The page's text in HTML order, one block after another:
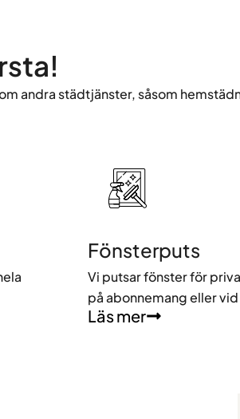
andra städtjänster, såsom
Fönsterputs
Vi putsar fönster för
på abonnemang eller
Läs mer